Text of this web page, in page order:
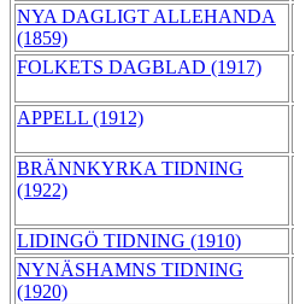
NYA DAGLIGT ALLEHANDA
(1859)
FOLKETS DAGBLAD (1917)
APPELL (1912)
BRÄNNKYRKA TIDNING
(1922)
LIDINGÖ TIDNING (1910)
NYNÄSHAMNS TIDNING
(1920)